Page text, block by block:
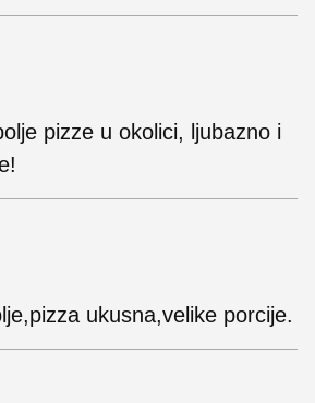
pizze u okolici, ljubazno i
ukusna,velike porcije.